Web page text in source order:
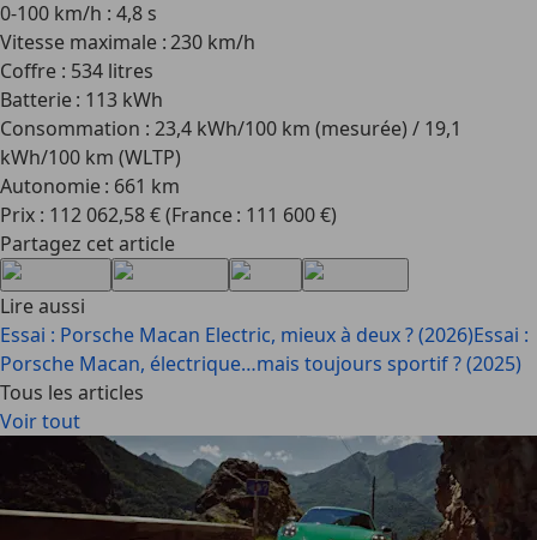
0-100 km/h : 4,8 s
Vitesse maximale : 230 km/h
Coffre : 534 litres
Batterie : 113 kWh
Consommation : 23,4 kWh/100 km (mesurée) / 19,1
kWh/100 km (WLTP)
Autonomie : 661 km
Prix : 112 062,58 € (France : 111 600 €)
Partagez cet article
Lire aussi
Essai : Porsche Macan Electric, mieux à deux ? (2026)Essai :
Porsche Macan, électrique…mais toujours sportif ? (2025)
Tous les articles
Voir tout